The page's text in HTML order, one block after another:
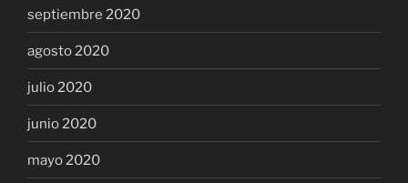
septiembre 2020
agosto 2020
julio 2020
junio 2020
mayo 2020